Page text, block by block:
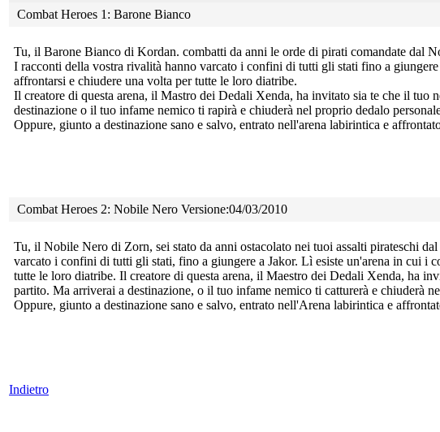
Combat Heroes 1: Barone Bianco
Tu, il Barone Bianco di Kordan. combatti da anni le orde di pirati comandate dal
I racconti della vostra rivalità hanno varcato i confini di tutti gli stati fino a
affrontarsi e chiudere una volta per tutte le loro diatribe.
Il creatore di questa arena, il Mastro dei Dedali Xenda, ha invitato sia te che il tuo
destinazione o il tuo infame nemico ti rapirà e chiuderà nel proprio dedalo
Oppure, giunto a destinazione sano e salvo, entrato nell'arena labirintica e
Combat Heroes 2: Nobile Nero Versione:04/03/2010
Tu, il Nobile Nero di Zorn, sei stato da anni ostacolato nei tuoi assalti pirateschi
varcato i confini di tutti gli stati, fino a giungere a Jakor. Lì esiste un'arena in cui i
tutte le loro diatribe. Il creatore di questa arena, il Maestro dei Dedali Xenda, ha
partito. Ma arriverai a destinazione, o il tuo infame nemico ti catturerà e chiuderà
Oppure, giunto a destinazione sano e salvo, entrato nell'Arena labirintica e
Indietro